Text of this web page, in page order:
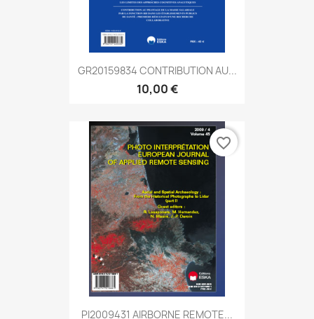
GR20159834 CONTRIBUTION AU...
10,00 €
PI2009431 AIRBORNE REMOTE...
favorite_border